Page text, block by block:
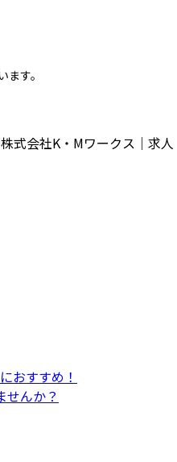
す。
式会社K・Mワークス｜求人
おすすめ！
せんか？